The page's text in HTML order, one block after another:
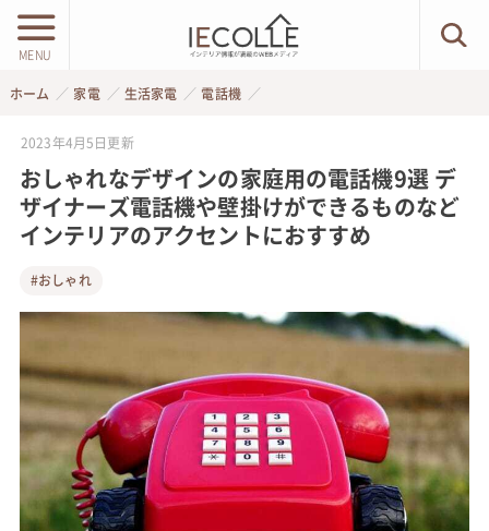
MENU
ホーム 家電 生活家電 電話機
2023年4月5日更新
おしゃれなデザインの家庭用の電話機9選 デ
ザイナーズ電話機や壁掛けができるものなど
インテリアのアクセントにおすすめ
#おしゃれ